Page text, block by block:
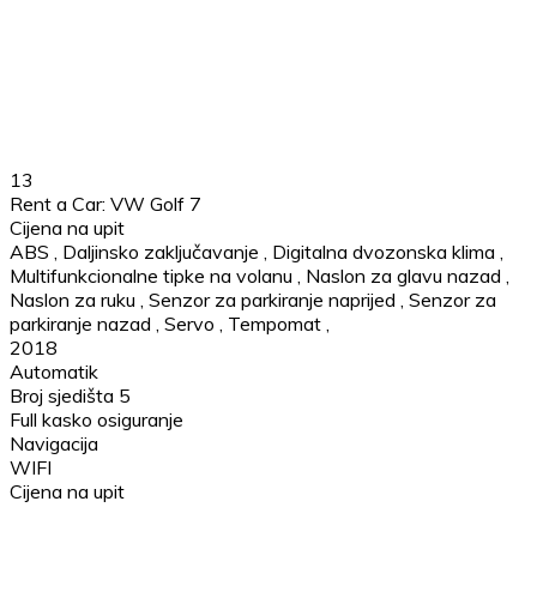
13
Rent a Car: VW Golf 7
Cijena na upit
ABS , Daljinsko zaključavanje , Digitalna dvozonska klima ,
Multifunkcionalne tipke na volanu , Naslon za glavu nazad ,
Naslon za ruku , Senzor za parkiranje naprijed , Senzor za
parkiranje nazad , Servo , Tempomat ,
2018
Automatik
Broj sjedišta 5
Full kasko osiguranje
Navigacija
WIFI
Cijena na upit